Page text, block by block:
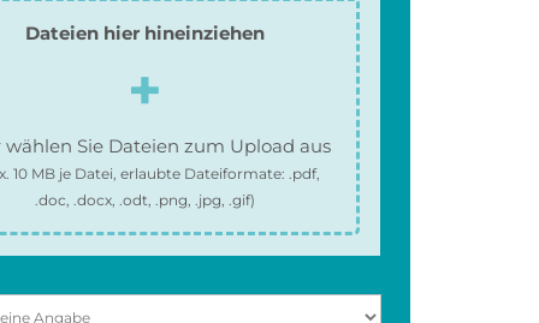
Dateien hier hineinziehen
wählen Sie Dateien zum Upload aus
10 MB je Datei, erlaubte Dateiformate:.pdf,
.doc, .docx, .odt, .png, .jpg, .gif)